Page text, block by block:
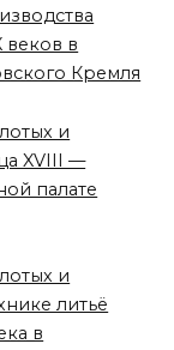
веков в
Кремля
и
XVIII —
палате
и
литьё
в